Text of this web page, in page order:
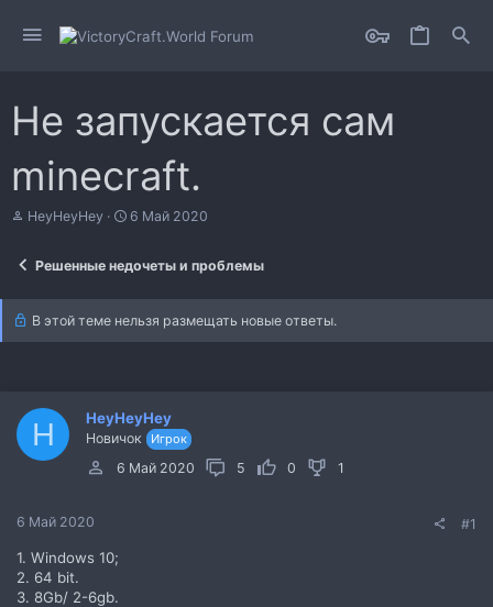
Не запускается сам
minecraft.
А
е
м
HeyHeyHey
Д
а
ч
а
6 Май 2020
Решенные недочеты и проблемы
В этой теме нельзя размещать новые ответы.
H HeyHeyHey
Новичок Игрок
6 Май 2020 5 0 1
6 Май 2020 #1
1. Windows 10;
2. 64 bit.
3. 8Gb/ 2-6gb.